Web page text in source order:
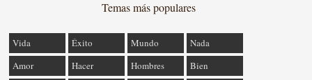
Temas más populares
Vida Éxito Mundo
Nada
Amor
Hacer Hombres Bien